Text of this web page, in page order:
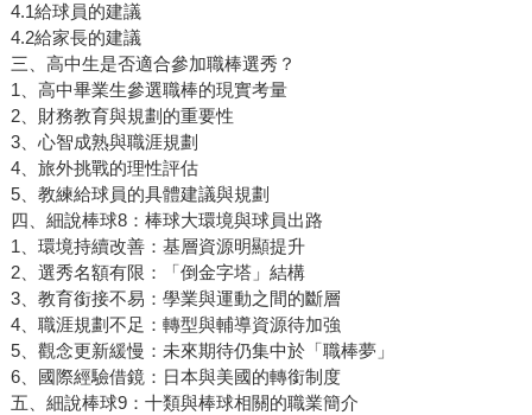
4.1給球員的建議
4.2給家長的建議
三、高中生是否適合參加職棒選秀？
1、高中畢業生參選職棒的現實考量
2、財務教育與規劃的重要性
3、心智成熟與職涯規劃
4、旅外挑戰的理性評估
5、教練給球員的具體建議與規劃
四、細說棒球8：棒球大環境與球員出路
1、環境持續改善：基層資源明顯提升
2、選秀名額有限：「倒金字塔」結構
3、教育銜接不易：學業與運動之間的斷層
4、職涯規劃不足：轉型與輔導資源待加強
5、觀念更新緩慢：未來期待仍集中於「職棒夢」
6、國際經驗借鏡：日本與美國的轉銜制度
五、細說棒球9：十類與棒球相關的職業簡介